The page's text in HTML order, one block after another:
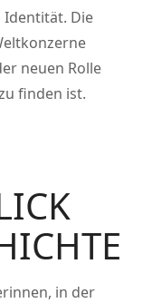
Identität. Die
neuen Rolle
finden ist.
in der